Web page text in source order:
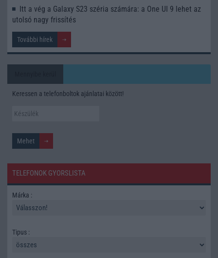
Itt a vég a Galaxy S23 széria számára: a One UI 9 lehet az
utolsó nagy frissítés
További hírek
Keressen a telefonboltok ajánlatai között!
TELEFONOK GYORSLISTA
Márka :
Tipus :